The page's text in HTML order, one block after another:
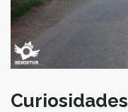
Curiosidades